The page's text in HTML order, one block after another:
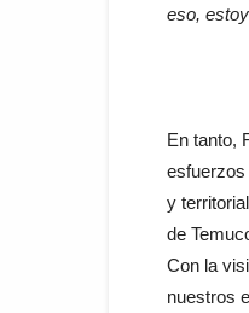
eso,
En tanto,
esfuerzos
y
de
Con la
nuestros